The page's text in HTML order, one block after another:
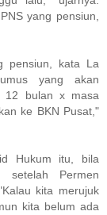
yang pensiun,
pensiun, kata La
yang akan
12 bulan x masa
ke BKN Pusat,"
Hukum itu, bila
Permen
kita merujuk
kita belum ada